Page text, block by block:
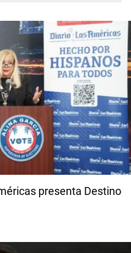
presenta Destino